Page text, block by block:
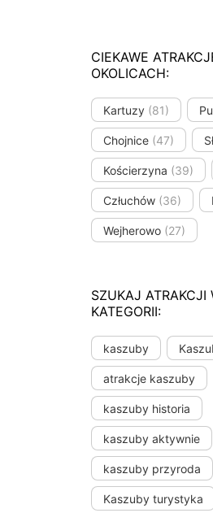
CIEKAWE
OKOLICACH:
Kartuzy (81)
Chojnice (47)
Kościerzyna (39)
Człuchów (36)
Wejherowo (27)
SZUKAJ ATRAKCJI
KATEGORII:
kaszuby
atrakcje kaszuby
kaszuby historia
kaszuby aktywnie
kaszuby przyroda
Kaszuby turystyka